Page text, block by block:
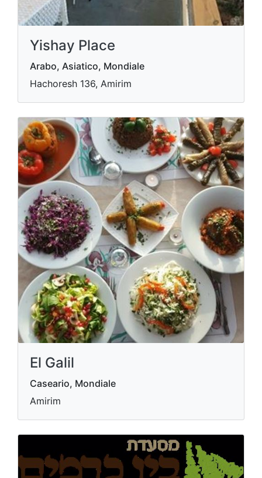
Yishay Place
Arabo, Asiatico, Mondiale
Hachoresh 136, Amirim
El Galil
Caseario, Mondiale
Amirim